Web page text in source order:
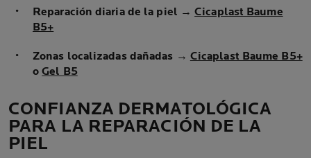
Reparación diaria de la piel →Cicaplast Baume
B5+
Zonas localizadas dañadas → Cicaplast Baume B5+
oGel B5
CONFIANZA DERMATOLÓGICA
PARA LA REPARACIÓN DE LA
PIEL